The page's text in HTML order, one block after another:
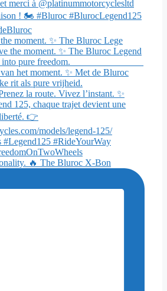
moment. ✨ The Bluroc Lege
🔥 The Bluroc X-Bon